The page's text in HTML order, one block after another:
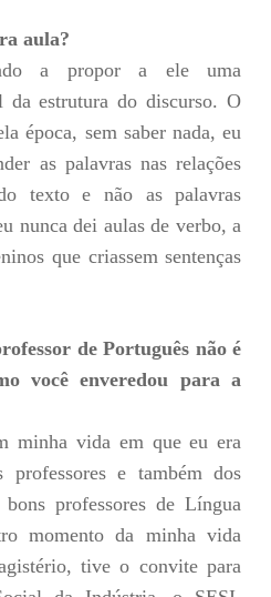
aula?
a propor a ele uma
da estrutura do discurso. O
época, sem saber nada, eu
as palavras nas relações
texto e não as palavras
nunca dei aulas de verbo, a
que criassem sentenças
de Português não é
você enveredou para a
minha vida em que eu era
professores e também dos
professores de Língua
momento da minha vida
tive o convite para